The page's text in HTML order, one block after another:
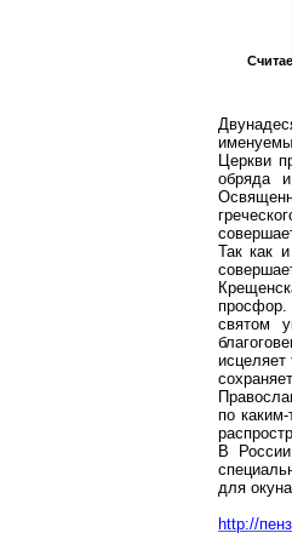
Церкви
обряда
Так как
просфор.
святом
по
В
для
http://